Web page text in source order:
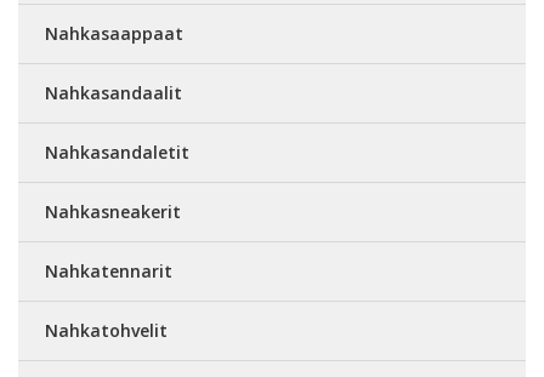
Nahkasaappaat
Nahkasandaalit
Nahkasandaletit
Nahkasneakerit
Nahkatennarit
Nahkatohvelit